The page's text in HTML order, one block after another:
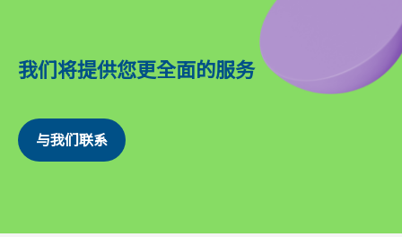
我们将提供您更全面的服务
与我们联系